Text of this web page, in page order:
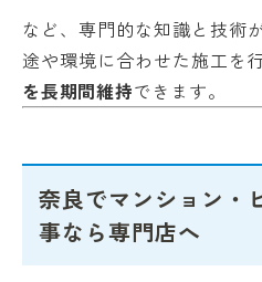
など、専門的な知識と技術
途や環境に合わせた施工を
を長期間維持できます。
奈良でマンション・
事なら専門店へ